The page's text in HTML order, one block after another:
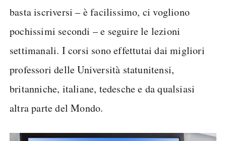
basta iscriversi – è facilissimo, ci vogliono
pochissimi secondi – e seguire le lezioni
settimanali. I corsi sono effettutai dai migliori
professori delle Università statunitensi,
britanniche, italiane, tedesche e da qualsiasi
altra parte del Mondo.